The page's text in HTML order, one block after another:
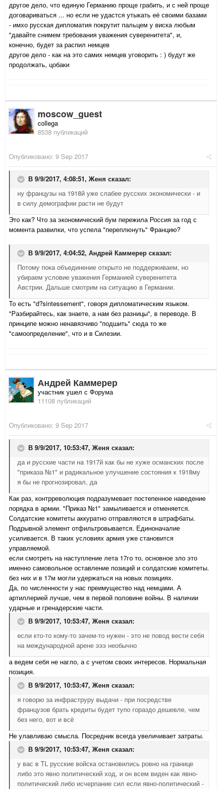
другое дело, что единую Германию проще грабить, и с ней проще
договариваться ... но если не удастся утыкать её своими базами
- имхо русская дипломатия покрутит пальцем у виска любым
"давайте снимем требования уважения суверенитета", и,
конечно, будет за распил немцев
другое дело - как на это самих немцев уговорить : ) будут же
продолжать, цобаки
moscow_guest
collega
8538 публикаций
Опубликовано: 9 Sep 2017
В 9/9/2017, 4:08:51, Женя сказал:
ну французы на 1918й уже слабее русских экономически - и
в силу демографии расти не будут
Это как? Что за экономический бум пережила Россия за год с
момента развилки, что успела "переплюнуть" Францию?
В 9/9/2017, 4:04:52, Андрей Каммерер сказал:
Потому пока объединение открыто не поддерживаем, но
убираем условие уважения Германией суверенитета
Австрии. Дальше смотрим на ситуацию в Германии.
То есть "d?sintessement", говоря дипломатическим языком.
"Разбирайтесь, как знаете, а нам без разницы", в переводе. В
принципе можно ненавязчиво "подшить" сюда то же
"самоопределение", что и в Силезии.
Андрей Каммерер
участник ушел с Форума
11108 публикаций
Опубликовано: 9 Sep 2017
В 9/9/2017, 10:53:47, Женя сказал:
да и русские части на 1917й как бы не хуже османских после
"приказа №1" и радикальное улучшение состояния к 1918му
я бы не прогнозировал, да
Как раз, контрреволюция подразумевает постепенное наведение
порядка в армии. "Приказ №1" замыливается и отменяется.
Солдатские комитеты аккуратно отправляются в штрафбаты.
Подрывной элемент отфильтровывается. Единоначалие
усиливается. В таких условиях армия уже становится
управляемой.
если смотреть на наступление лета 17го то, основное зло это
именно самовольное оставление позиций и солдатские комитеты.
без них и в 17м могли удержаться на новых позициях.
Да, по численности у нас преимущество над немцами. А
артиллерией лучше, чем в первой половине войны. В наличии
ударные и гренадерские части.
В 9/9/2017, 10:53:47, Женя сказал:
если кто-то кому-то зачем-то нужен - это не повод вести себя
на международной арене эээ необычно
а ведем себя не нагло, а с учетом своих интересов. Нормальная
позиция.
В 9/9/2017, 10:53:47, Женя сказал:
я говорю за инфраструру выдачи - при посредстве
французов брать кредиты будет тупо гораздо дешевле, чем
без него, вот и всё
Не улавливаю смысла. Посредник всегда увеличивает затраты.
В 9/9/2017, 10:53:47, Женя сказал:
у вас в TL русские войска остановились ровно на границе
либо это явно политический ход, и он всем виден как явно-
политический либо исчерпание сил если явно-политический -